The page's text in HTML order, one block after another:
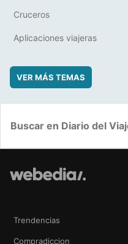
Cruceros
Aplicaciones viajeras
VER MÁS TEMAS
Trendencias
Compradiccion